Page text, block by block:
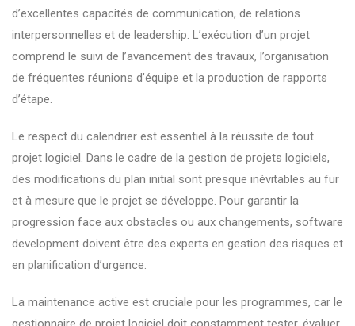
d’excellentes capacités de communication, de relations
interpersonnelles et de leadership. L’exécution d’un projet
comprend le suivi de l’avancement des travaux, l’organisation
de fréquentes réunions d’équipe et la production de rapports
d’étape.
Le respect du calendrier est essentiel à la réussite de tout
projet logiciel. Dans le cadre de la gestion de projets logiciels,
des modifications du plan initial sont presque inévitables au fur
et à mesure que le projet se développe. Pour garantir la
progression face aux obstacles ou aux changements, software
development doivent être des experts en gestion des risques et
en planification d’urgence.
La maintenance active est cruciale pour les programmes, car le